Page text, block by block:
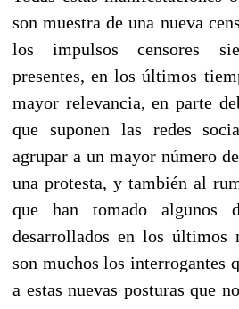
son muestra de una nueva
los impulsos censores
presentes, en los últimos
mayor relevancia, en parte
que suponen las redes
agrupar a un mayor número
una protesta, y también al
que han tomado algunos
desarrollados en los últimos
son muchos los interrogantes
a estas nuevas posturas que